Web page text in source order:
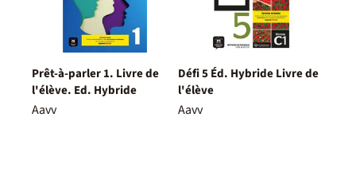
Prêt-à-parler 1. Livre de
l'élève. Ed. Hybride
Aavv
Défi 5 Éd. Hybride Livre de
l'élève
Aavv